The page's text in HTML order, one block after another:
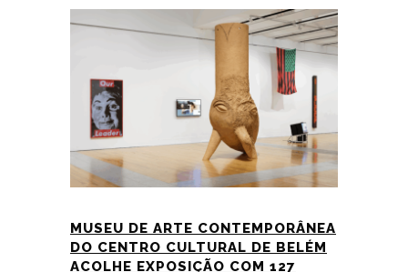
MUSEU DE ARTE CONTEMPORÂNEA
DO CENTRO CULTURAL DE BELÉM
ACOLHE EXPOSIÇÃO COM 127